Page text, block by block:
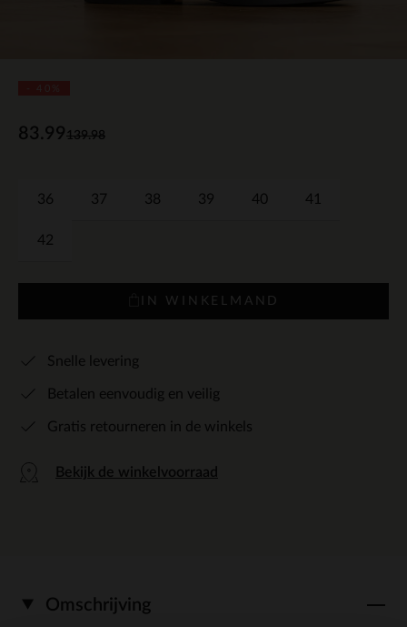
139.98
83.99
36 37 38 39 40 41
42
IN WINKELMAND
Snelle levering
Betalen eenvoudig en veilig
Gratis retourneren in de winkels
Bekijk de winkelvoorraad
Omschrijving